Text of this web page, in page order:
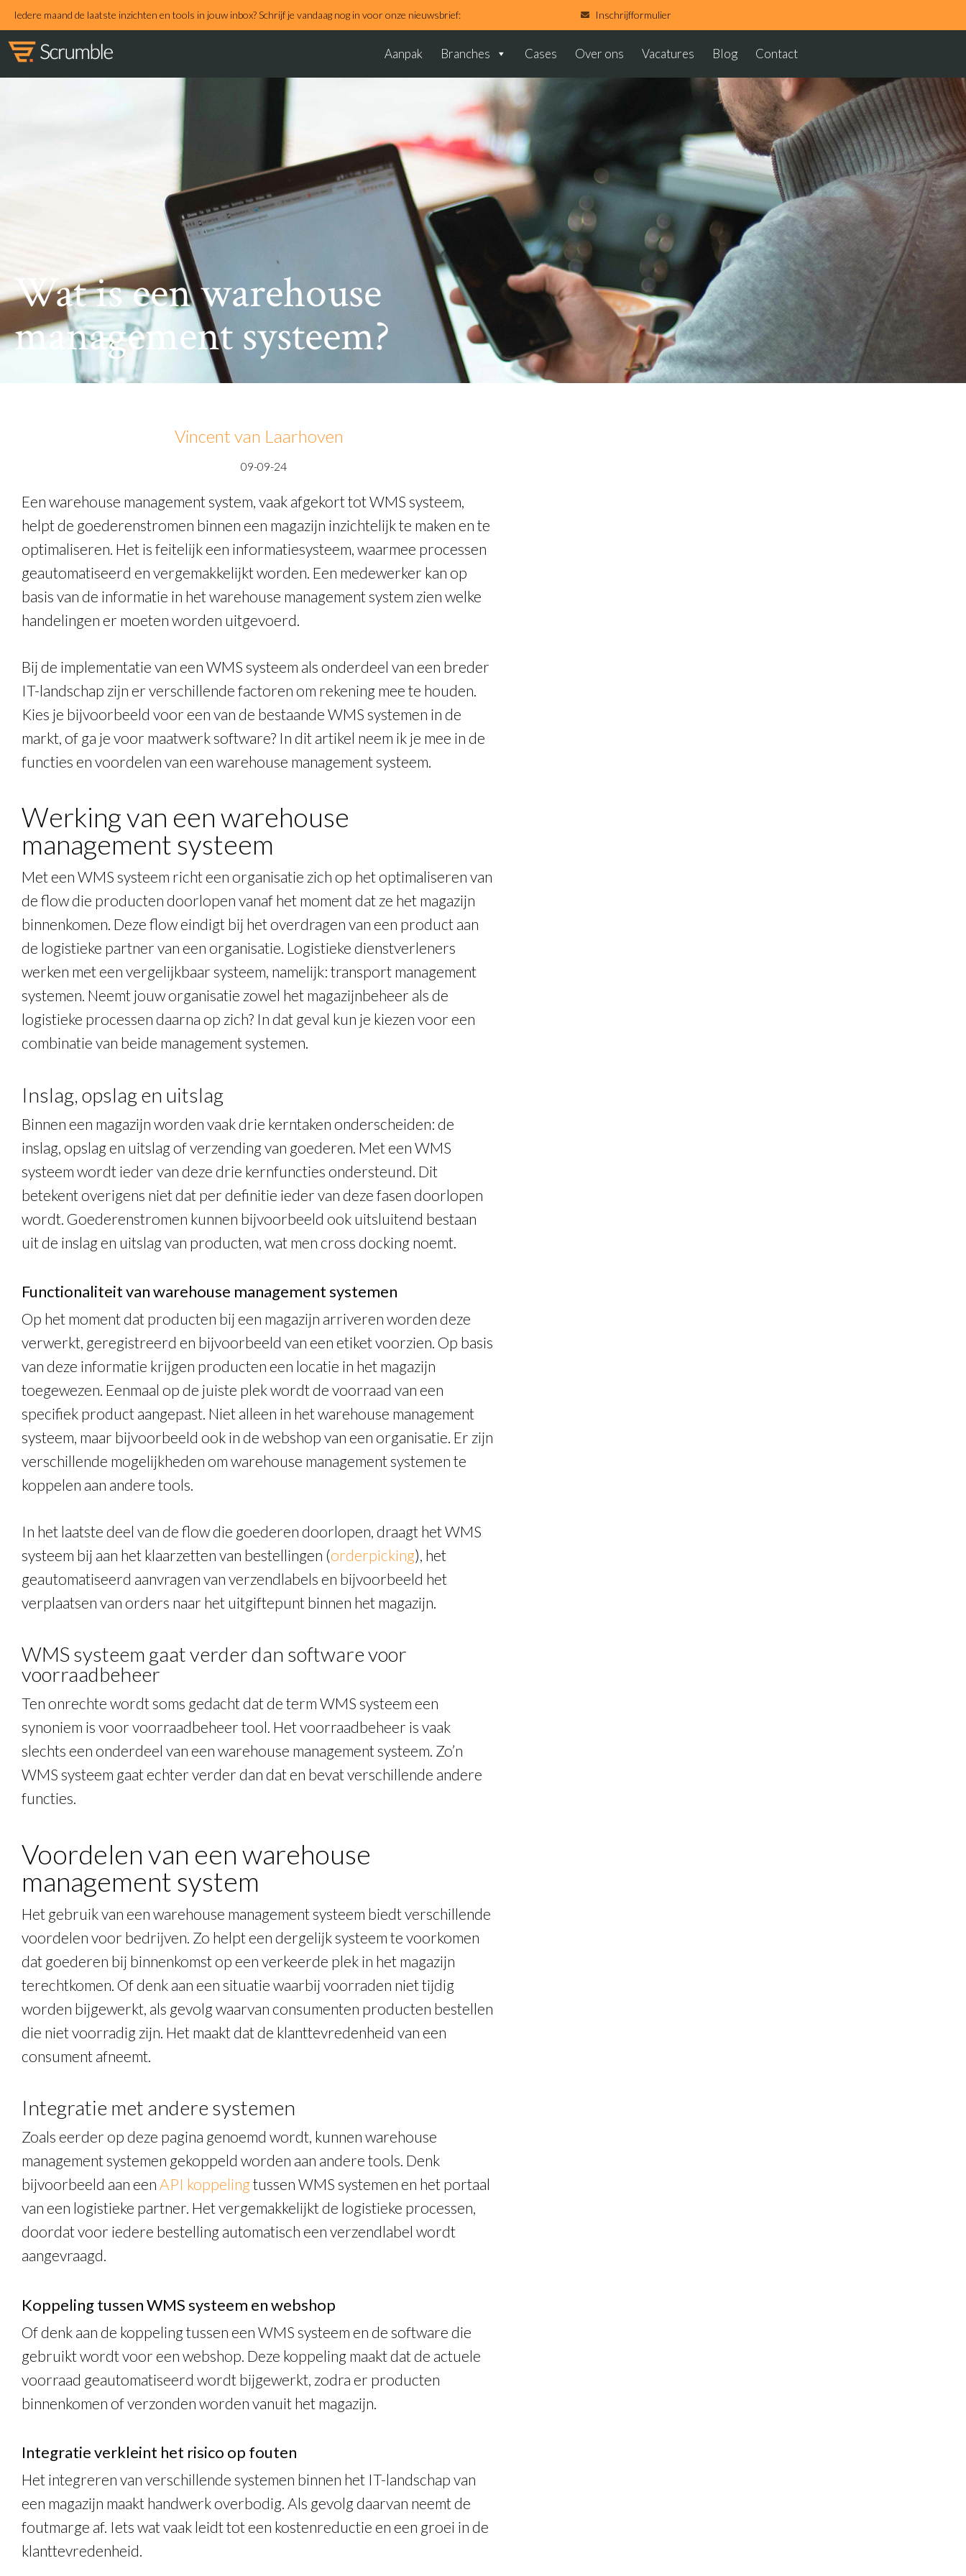
Iedere maand de laatste inzichten en tools in jouw inbox? Schrijf je vandaag nog in voor onze nieuwsbrief: Inschrijfformulier
Aanpak Branches Cases Over ons Vacatures Blog Contact
Wat is een warehouse
management systeem?
Vincent van Laarhoven
09-09-24
Een warehouse management system, vaak afgekort tot WMS systeem,
helpt de goederenstromen binnen een magazijn inzichtelijk te maken en te
optimaliseren. Het is feitelijk een informatiesysteem, waarmee processen
geautomatiseerd en vergemakkelijkt worden. Een medewerker kan op
basis van de informatie in het warehouse management system zien welke
handelingen er moeten worden uitgevoerd.
Bij de implementatie van een WMS systeem als onderdeel van een breder
IT-landschap zijn er verschillende factoren om rekening mee te houden.
Kies je bijvoorbeeld voor een van de bestaande WMS systemen in de
markt, of ga je voor maatwerk software? In dit artikel neem ik je mee in de
functies en voordelen van een warehouse management systeem.
Werking van een warehouse
management systeem
Met een WMS systeem richt een organisatie zich op het optimaliseren van
de flow die producten doorlopen vanaf het moment dat ze het magazijn
binnenkomen. Deze flow eindigt bij het overdragen van een product aan
de logistieke partner van een organisatie. Logistieke dienstverleners
werken met een vergelijkbaar systeem, namelijk: transport management
systemen. Neemt jouw organisatie zowel het magazijnbeheer als de
logistieke processen daarna op zich? In dat geval kun je kiezen voor een
combinatie van beide management systemen.
Inslag, opslag en uitslag
Binnen een magazijn worden vaak drie kerntaken onderscheiden: de
inslag, opslag en uitslag of verzending van goederen. Met een WMS
systeem wordt ieder van deze drie kernfuncties ondersteund. Dit
betekent overigens niet dat per definitie ieder van deze fasen doorlopen
wordt. Goederenstromen kunnen bijvoorbeeld ook uitsluitend bestaan
uit de inslag en uitslag van producten, wat men cross docking noemt.
Functionaliteit van warehouse management systemen
Op het moment dat producten bij een magazijn arriveren worden deze
verwerkt, geregistreerd en bijvoorbeeld van een etiket voorzien. Op basis
van deze informatie krijgen producten een locatie in het magazijn
toegewezen. Eenmaal op de juiste plek wordt de voorraad van een
specifiek product aangepast. Niet alleen in het warehouse management
systeem, maar bijvoorbeeld ook in de webshop van een organisatie. Er zijn
verschillende mogelijkheden om warehouse management systemen te
koppelen aan andere tools.
In het laatste deel van de flow die goederen doorlopen, draagt het WMS
systeem bij aan het klaarzetten van bestellingen (orderpicking), het
geautomatiseerd aanvragen van verzendlabels en bijvoorbeeld het
verplaatsen van orders naar het uitgiftepunt binnen het magazijn.
WMS systeem gaat verder dan software voor
voorraadbeheer
Ten onrechte wordt soms gedacht dat de term WMS systeem een
synoniem is voor voorraadbeheer tool. Het voorraadbeheer is vaak
slechts een onderdeel van een warehouse management systeem. Zo’n
WMS systeem gaat echter verder dan dat en bevat verschillende andere
functies.
Voordelen van een warehouse
management system
Het gebruik van een warehouse management systeem biedt verschillende
voordelen voor bedrijven. Zo helpt een dergelijk systeem te voorkomen
dat goederen bij binnenkomst op een verkeerde plek in het magazijn
terechtkomen. Of denk aan een situatie waarbij voorraden niet tijdig
worden bijgewerkt, als gevolg waarvan consumenten producten bestellen
die niet voorradig zijn. Het maakt dat de klanttevredenheid van een
consument afneemt.
Integratie met andere systemen
Zoals eerder op deze pagina genoemd wordt, kunnen warehouse
management systemen gekoppeld worden aan andere tools. Denk
bijvoorbeeld aan een API koppeling tussen WMS systemen en het portaal
van een logistieke partner. Het vergemakkelijkt de logistieke processen,
doordat voor iedere bestelling automatisch een verzendlabel wordt
aangevraagd.
Koppeling tussen WMS systeem en webshop
Of denk aan de koppeling tussen een WMS systeem en de software die
gebruikt wordt voor een webshop. Deze koppeling maakt dat de actuele
voorraad geautomatiseerd wordt bijgewerkt, zodra er producten
binnenkomen of verzonden worden vanuit het magazijn.
Integratie verkleint het risico op fouten
Het integreren van verschillende systemen binnen het IT-landschap van
een magazijn maakt handwerk overbodig. Als gevolg daarvan neemt de
foutmarge af. Iets wat vaak leidt tot een kostenreductie en een groei in de
klanttevredenheid.